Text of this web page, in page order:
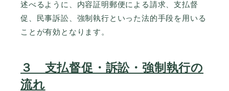
述べるように、内容証明郵便による請求、支払督
促、民事訴訟、強制執行といった法的手段を用いる
ことが有効となります。
３ 支払督促・訴訟・強制執行の
流れ